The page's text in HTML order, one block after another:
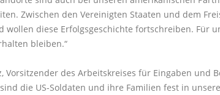
Zwischen den Vereinigten Staaten und dem
wollen diese Erfolgsgeschichte fortschreiben. Für
bleiben.“
Vorsitzender des Arbeitskreises für Eingaben
die US-Soldaten und ihre Familien fest in